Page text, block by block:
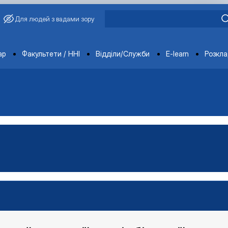
Для людей з вадами зору
Факультети / ННІ Відділи/Служби E-learn
середовища»